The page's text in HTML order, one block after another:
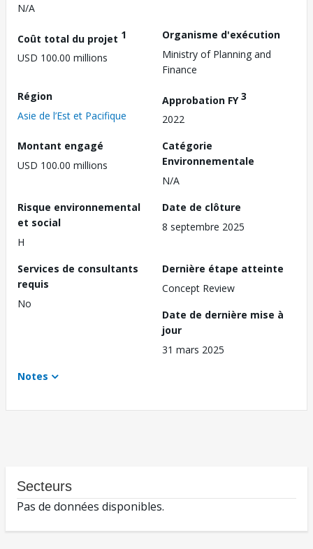
N/A
Coût total du projet 1
USD 100.00 millions
Organisme d'exécution
Ministry of Planning and
Finance
Région
Asie de l’Est et Pacifique
Approbation FY3
2022
Montant engagé
USD 100.00 millions
Catégorie
Environnementale
N/A
Risque environnemental
et social
H
Date de clôture
8 septembre 2025
Services de consultants
requis
No
Dernière étape atteinte
Concept Review
Date de dernière mise à
jour
31 mars 2025
Notes
Secteurs
Pas de données disponibles.